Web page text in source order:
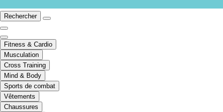
Rechercher
Fitness & Cardio
Musculation
Cross Training
Mind & Body
Sports de combat
Vêtements
Chaussures